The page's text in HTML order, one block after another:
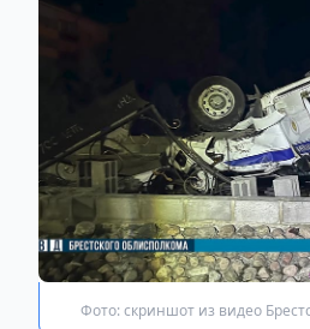
Фото: скриншот из видео